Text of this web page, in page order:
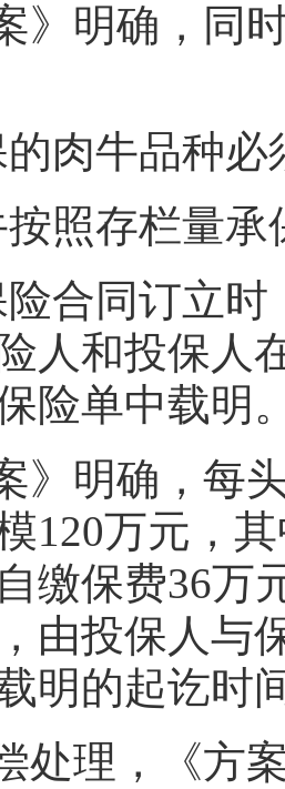
》明确，同
的肉牛品种
照存栏量
合同订立
人和投保人
险单中载明
》明确，每
120万元，
缴保费36万
由投保人与
明的起讫时
处理，《方